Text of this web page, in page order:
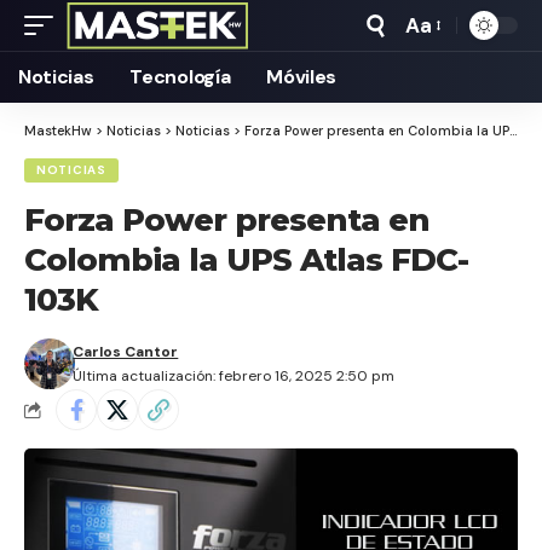
Tamaño
Aa
Noticias Tecnología Móviles
MastekHw > Noticias > Noticias > Forza Power presenta en Colombia la UPS Atlas FDC-103K
NOTICIAS
Forza Power presenta en
Colombia la UPS Atlas FDC-
103K
Última actualización: febrero 16, 2025 2:50 pm
Carlos Cantor